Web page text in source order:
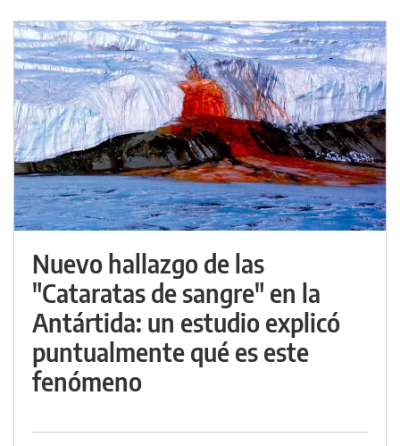
Nuevo hallazgo de las
"Cataratas de sangre" en la
Antártida: un estudio explicó
puntualmente qué es este
fenómeno